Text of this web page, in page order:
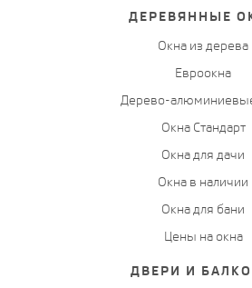
ДЕРЕВЯННЫЕ
Окна из дерева
Евроокна
Дерево-
Окна Стандарт
Окна для дачи
Окна в наличии
Окна для бани
Цены на окна
ДВЕРИ И